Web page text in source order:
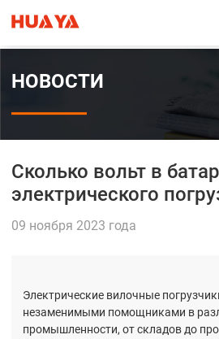
НОВОСТИ
Сколько вольт в
электрического
09 ноября 2023 года
Электрические вилочные
незаменимыми помощниками в
промышленности, от складов до